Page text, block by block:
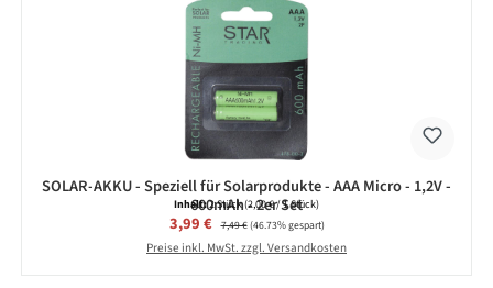
SOLAR-AKKU - Speziell für Solarprodukte - AAA Micro - 1,2V -
600mAh - 2er Set
Inhalt:2 Stück(2,00 € / 1 Stück)
Verkaufspreis:
3,99 € Regulärer Preis:
7,49 €(46.73% gespart)
Preise inkl. MwSt. zzgl. Versandkosten